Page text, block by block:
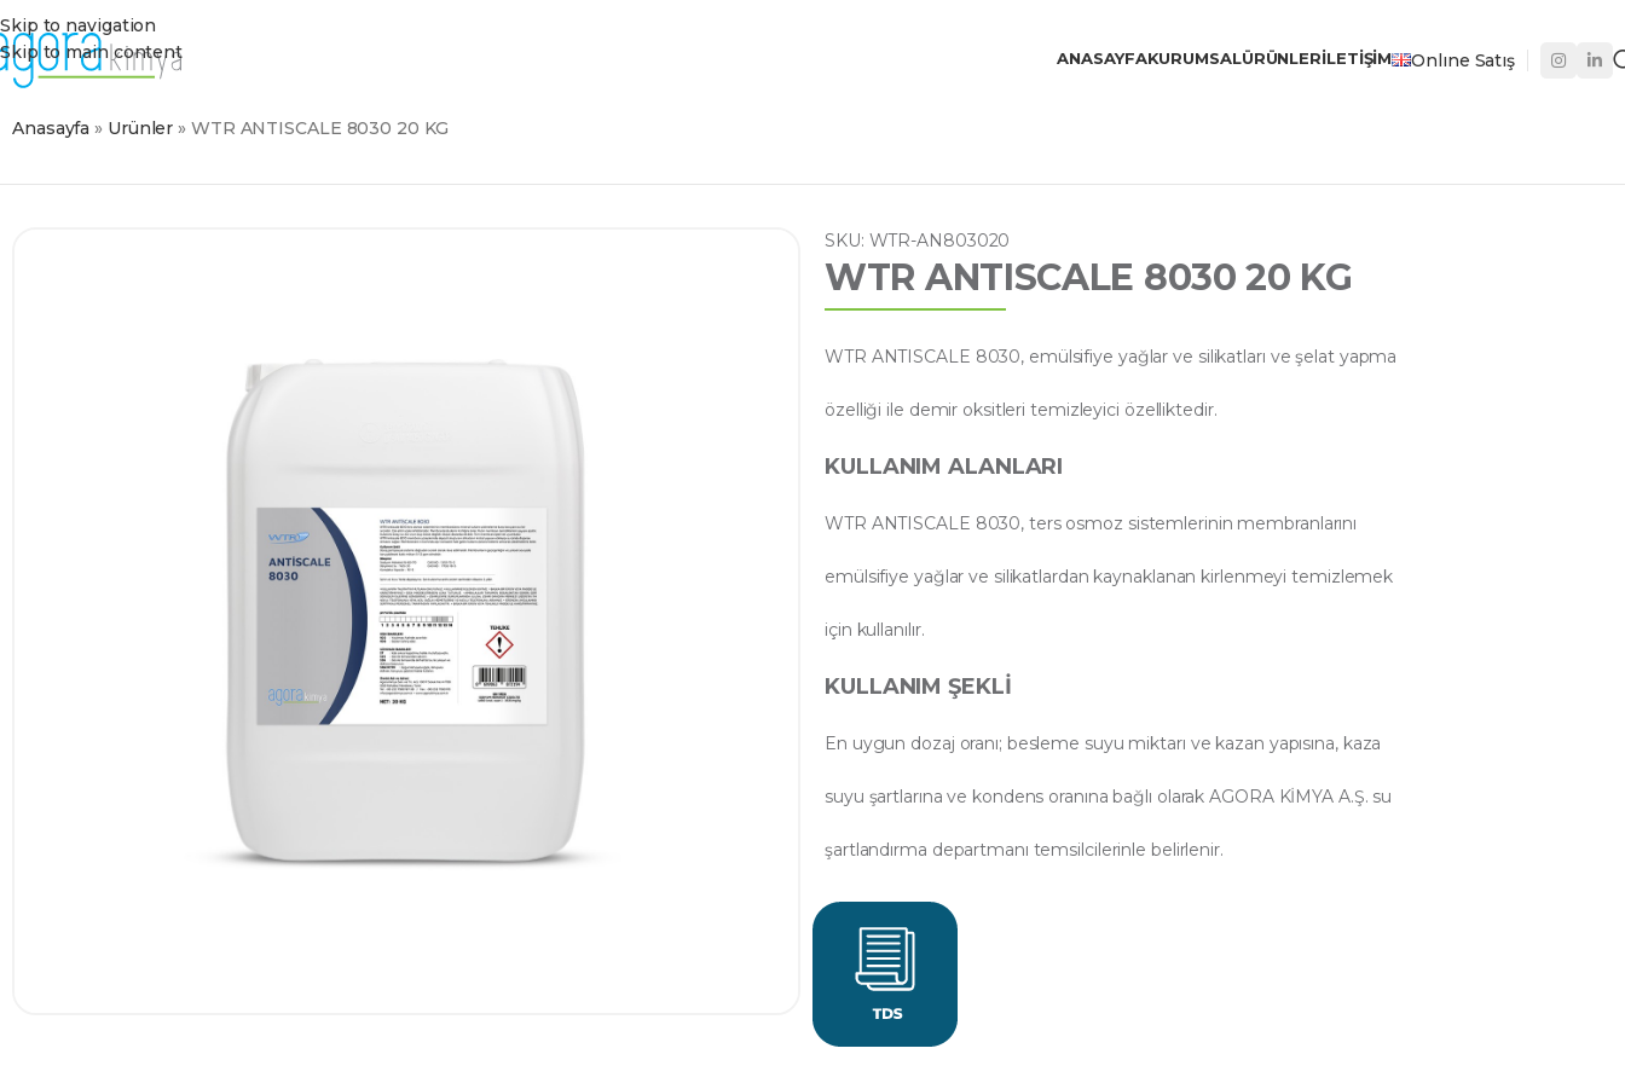
Skip to navigation
Skip to main content
ANASAYFAKURUMSALÜRÜNLERİLETIŞIM Onlıne Satış
Anasayfa » Ürünler » WTR ANTISCALE 8030 20 KG
SKU: WTR-AN803020
WTR ANTISCALE 8030 20 KG
WTR ANTISCALE 8030, emülsifiye yağlar ve silikatları ve şelat yapma
özelliği ile demir oksitleri temizleyici özelliktedir.
KULLANIM ALANLARI
WTR ANTISCALE 8030, ters osmoz sistemlerinin membranlarını
emülsifiye yağlar ve silikatlardan kaynaklanan kirlenmeyi temizlemek
için kullanılır.
KULLANIM ŞEKLI
En uygun dozaj oranı; besleme suyu miktarı ve kazan yapısına, kaza
suyu şartlarına ve kondens oranına bağlı olarak AGORA KİMYA A.Ş. su
şartlandırma departmanı temsilcilerinle belirlenir.